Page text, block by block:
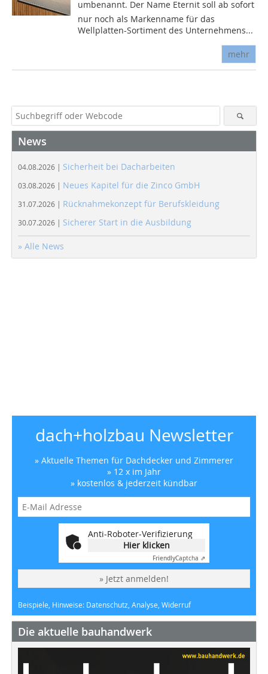
umbenannt. Der Name Eternit soll ab sofort
nur noch als Markenname für das
Wellplatten-Sortiment des Unternehmens...
mehr
News
04.08.2026 | Sicherheit bei Dacharbeiten
03.08.2026 | Neues Kapitel für die Zinco GmbH
31.07.2026 | Rücknahmekonzept für Berufskleidung
30.07.2026 | Sicherer Start in die Ausbildung
» Alle News
dach+holzbau Newsletter
» Aktuelle Themen für Dachdecker und Zimmerer
» 12 x im Jahr
» kostenlos & jederzeit kündbar
Anti-Roboter-Verifizierung
Hier klicken
FriendlyCaptcha ⇗
» Jetzt anmelden!
Beispiele, Hinweise: Datenschutz, Analyse, Widerruf
Die aktuelle bauhandwerk